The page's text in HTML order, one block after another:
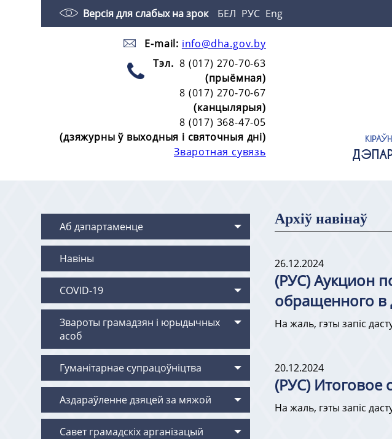
Версія для слабых на зрок БЕЛ РУС Eng
E-mail: info@dha.gov.by
Тэл. 8 (017) 270-70-63
(прыёмная)
8 (017) 270-70-67
(канцылярыя)
8 (017) 368-47-05
(дзяжурны ў выходныя і святочныя дні)
Зваротная сувязь
Аб дэпартаменце
Навіны
COVID-19
Звароты грамадзян i юрыдычных
асоб
Гуманітарнае супрацоўніцтва
Аздараўленне дзяцей за мяжой
Савет грамадскіх арганізацый
Архіў навінаў
26.12.2024
(РУС) Аукцион
обращенного в
На жаль, гэты запіс
20.12.2024
(РУС) Итоговое
На жаль, гэты запіс